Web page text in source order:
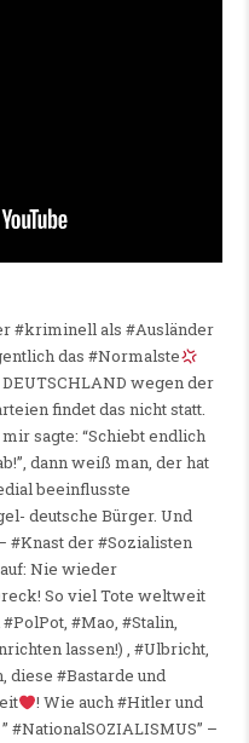
#kriminell als #Ausländer
das #Normalste
wegen der
findet das nicht statt.
sagte: “Schiebt endlich
dann weiß man, der hat
beeinflusste
deutsche Bürger. Und
#Knast der #Sozialisten
Nie wieder
So viel Tote weltweit
#Mao, #Stalin,
lassen!) , #Ulbricht,
diese #Bastarde und
! Wie auch #Hitler und
#NationalSOZIALISMUS” –